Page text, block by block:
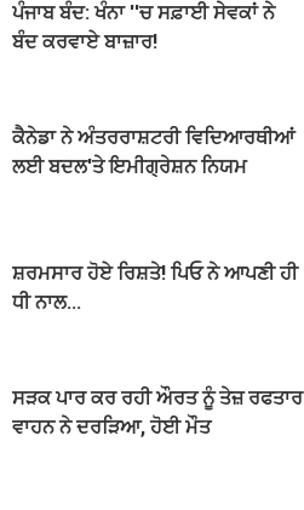
ਪੰਜਾਬ ਬੰਦ: ਖੰਨਾ ''ਚ ਸਫ਼ਾਈ ਸੇਵਕਾਂ ਨੇ
ਬੰਦ ਕਰਵਾਏ ਬਾਜ਼ਾਰ!
ਕੈਨੇਡਾ ਨੇ ਅੰਤਰਰਾਸ਼ਟਰੀ ਵਿਦਿਆਰਥੀਆਂ
ਲਈ ਬਦਲ'ਤੇ ਇਮੀਗ੍ਰੇਸ਼ਨ ਨਿਯਮ
ਸ਼ਰਮਸਾਰ ਹੋਏ ਰਿਸ਼ਤੇ! ਪਿਓ ਨੇ ਆਪਣੀ ਹੀ
ਧੀ ਨਾਲ...
ਸੜਕ ਪਾਰ ਕਰ ਰਹੀ ਔਰਤ ਨੂੰ ਤੇਜ਼ ਰਫਤਾਰ
ਵਾਹਨ ਨੇ ਦਰੜਿਆ, ਹੋਈ ਮੌਤ